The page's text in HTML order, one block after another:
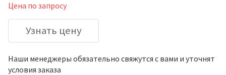
Цена по запросу
Узнать цену
Наши менеджеры обязательно свяжутся с вами и уточнят
условия заказа